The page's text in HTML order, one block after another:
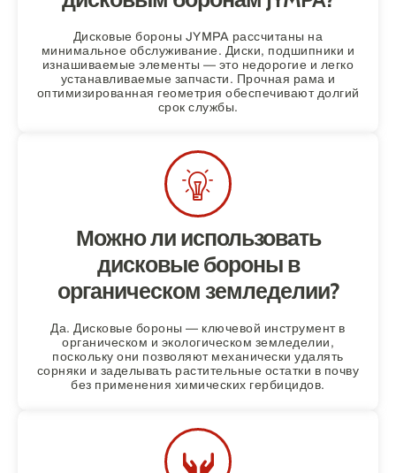
Дисковые бороны JYMPA рассчитаны на
минимальное обслуживание. Диски, подшипники и
изнашиваемые элементы — это недорогие и легко
устанавливаемые запчасти. Прочная рама и
оптимизированная геометрия обеспечивают долгий
срок службы.
Можно ли использовать
дисковые бороны в
органическом земледелии?
Да. Дисковые бороны — ключевой инструмент в
органическом и экологическом земледелии,
поскольку они позволяют механически удалять
сорняки и заделывать растительные остатки в почву
без применения химических гербицидов.